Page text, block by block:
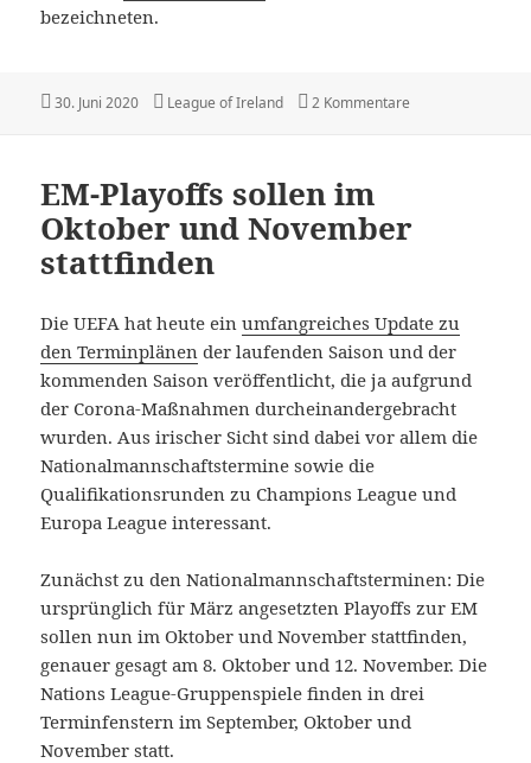
bezeichneten.
Veröffentlicht
30. Juni 2020 Kategorien
League of Ireland 2 Kommentare
EM-Playoffs sollen im
Oktober und November
stattfinden
Die UEFA hat heute einumfangreiches Update zu
den Terminplänen der laufenden Saison und der
kommenden Saison veröffentlicht, die ja aufgrund
der Corona-Maßnahmen durcheinandergebracht
wurden. Aus irischer Sicht sind dabei vor allem die
Nationalmannschaftstermine sowie die
Qualifikationsrunden zu Champions League und
Europa League interessant.
Zunächst zu den Nationalmannschaftsterminen: Die
ursprünglich für März angesetzten Playoffs zur EM
sollen nun im Oktober und November stattfinden,
genauer gesagt am 8. Oktober und 12. November. Die
Nations League-Gruppenspiele finden in drei
Terminfenstern im September, Oktober und
November statt.